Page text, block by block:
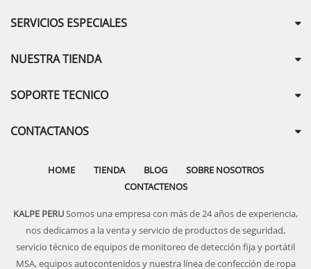
SERVICIOS ESPECIALES
NUESTRA TIENDA
SOPORTE TECNICO
CONTACTANOS
HOME TIENDA BLOG
SOBRE NOSOTROS
CONTACTENOS
KALPE PERUSomos una empresa con más de 24 años de experiencia,
nos dedicamos a la venta y servicio de productos de seguridad,
servicio técnico de equipos de monitoreo de detección fija y portátil
MSA, equipos autocontenidos y nuestra línea de confección de ropa